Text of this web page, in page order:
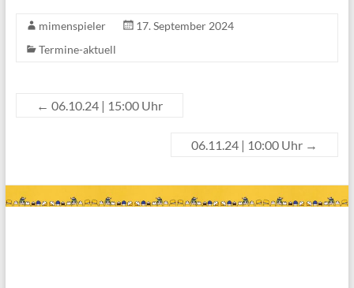
mimenspieler
17. September 2024
Termine-aktuell
← 06.10.24 | 15:00 Uhr
06.11.24 | 10:00 Uhr →